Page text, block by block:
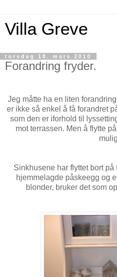
Villa Greve
torsdag 18. mars 2010
Forandring fryder.
Jeg måtte ha en liten
er ikke så enkel å få forandret
som den er iforhold til
mot terrassen. Men å flytte
Sinkhusene har flyttet bort på
hjemmelagde påskeegg og
blonder, bruker det som